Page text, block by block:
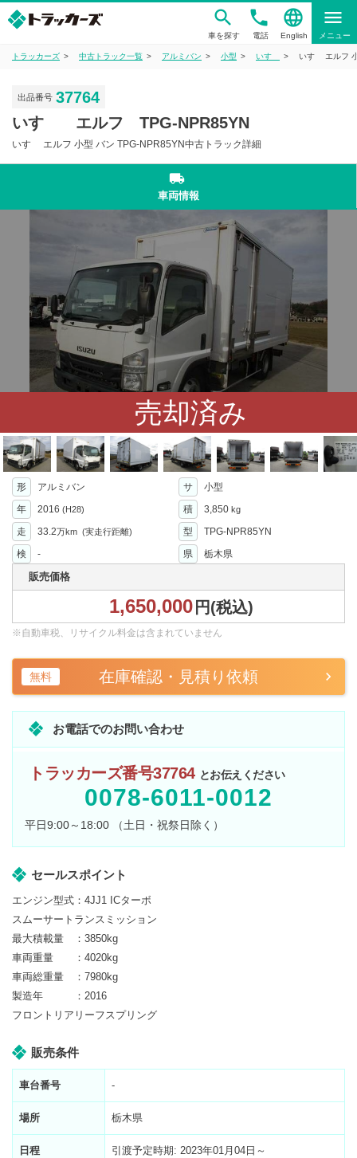
車を探す
phone
電話
language
English
menu
メニュー
トラッカーズ 中古トラック一覧 アルミバン 小型 いすゞ いすゞ エルフ
出品番号 37764
いすゞ エルフ TPG-NPR85YN
いすゞ エルフ 小型 バン TPG-NPR85YN中古トラック詳細
local_shipping
車両情報
売却済み
形 アルミバン サ
小型
年
2016 (H28) 積 3,850 kg
走 33.2万km (実走行距離) 型
TPG-NPR85YN
検
- 県 栃木県
販売価格
1,650,000 円(税込)
※自動車税、リサイクル料金は含まれていません
無料 在庫確認・見積り依頼
お電話でのお問い合わせ
トラッカーズ番号37764 とお伝えください
0078-6011-0012
平日9:00～18:00 （土日・祝祭日除く）
セールスポイント
エンジン型式：4JJ1 ICターボ
スムーサートランスミッション
最大積載量 ：3850kg
車両重量 ：4020kg
車両総重量 ：7980kg
製造年 ：2016
フロントリアリーフスプリング
販売条件
車台番号 -
場所 栃木県
日程 引渡予定時期: 2023年01月04日～